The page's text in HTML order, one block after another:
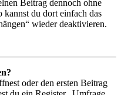
Beitrag dennoch ohne
kannst du dort einfach das
wieder deaktivieren.
oder den ersten Beitrag